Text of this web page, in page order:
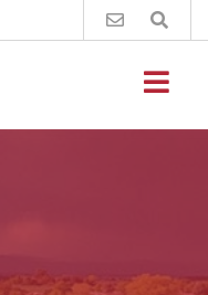
Buscar